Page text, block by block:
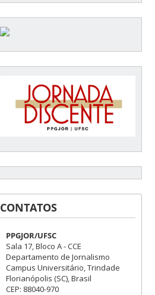
CONTATOS
PPGJOR/UFSC
Sala 17, Bloco A - CCE
Departamento de Jornalismo
Campus Universitário, Trindade
Florianópolis (SC), Brasil
CEP: 88040-970